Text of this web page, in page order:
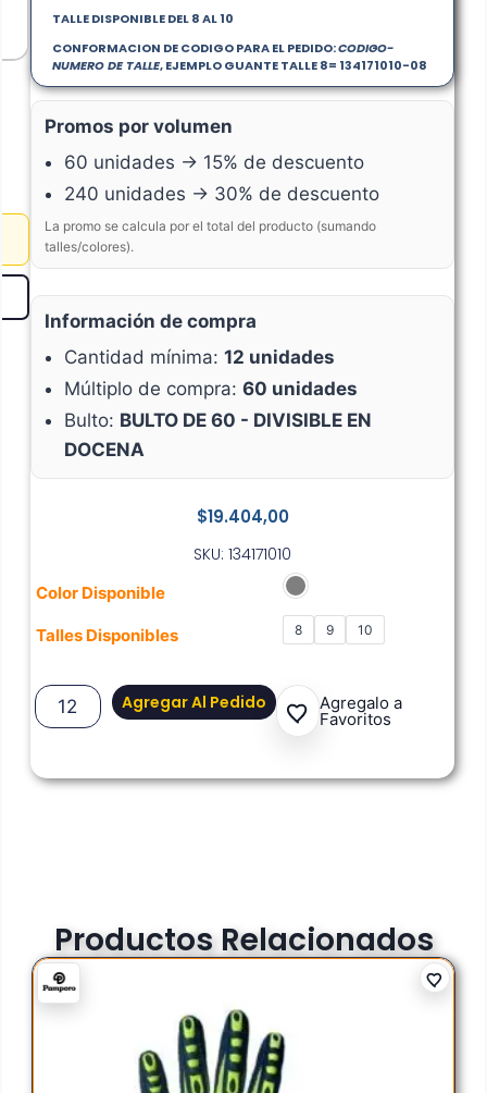
$19.404,00
TALLE DISPONIBLE DEL 8 AL 10
CONFORMACION DE CODIGO PARA EL PEDIDO:CODIGO-
NUMERO DE TALLE, EJEMPLO GUANTE TALLE 8= 134171010-08
SKU: 134171010
Color Disponible
Talles Disponibles 8 9 10
Agregar Al Pedido Agregalo a
Favoritos
Promos por volumen
60 unidades → 15% de descuento
240 unidades → 30% de descuento
La promo se calcula por el total del producto (sumando
talles/colores).
Información de compra
Cantidad mínima: 12 unidades
Múltiplo de compra: 60 unidades
Bulto: BULTO DE 60 - DIVISIBLE EN
DOCENA
Productos Relacionados